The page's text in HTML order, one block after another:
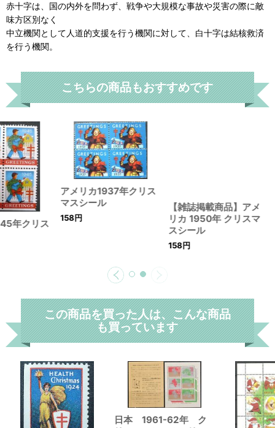
赤十字は、国の内外を問わず、戦争や大規模な事故や災害の際に敵
味方区別なく
中立機関として人道的支援を行う機関に対して、白十字は結核救済
を行う機関。
こちらの商品もおすすめです
年クリス
アメリカ1937年クリス
マスシール
158円
【雑誌掲載商品】アメ
リカ 1950年 クリスマ
スシール
この商品を買った人は、こんな商品
も買っています